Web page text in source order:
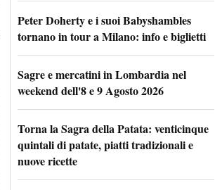
Peter Doherty e i suoi Babyshambles
tornano in tour a Milano: info e biglietti
Sagre e mercatini in Lombardia nel
weekend dell'8 e 9 Agosto 2026
Torna la Sagra della Patata: venticinque
quintali di patate, piatti tradizionali e
nuove ricette